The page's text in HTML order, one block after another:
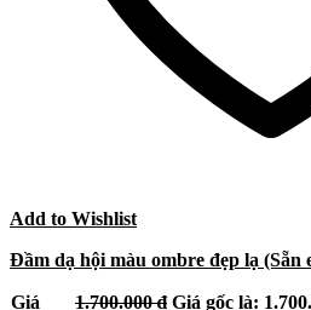
Add to Wishlist
Đầm dạ hội màu ombre đẹp lạ (Sẵn
Giá
1.700.000₫ Giá gốc là: